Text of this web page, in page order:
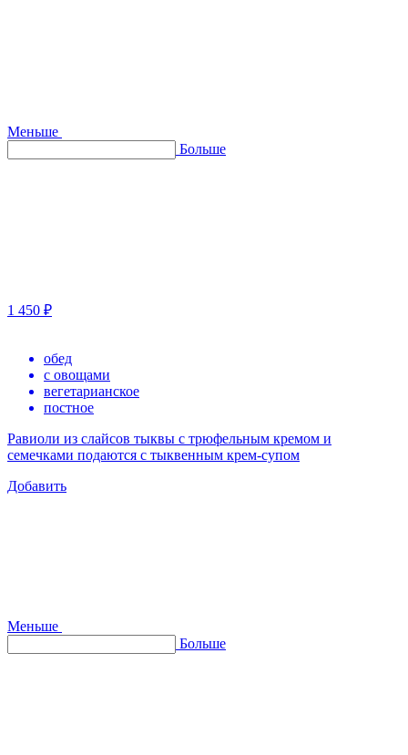
Меньше
Больше
1 450 ₽
обед
с овощами
вегетарианское
постное
Равиоли из слайсов тыквы с трюфельным кремом и
семечками подаются с тыквенным крем-супом
Добавить
Меньше
Больше